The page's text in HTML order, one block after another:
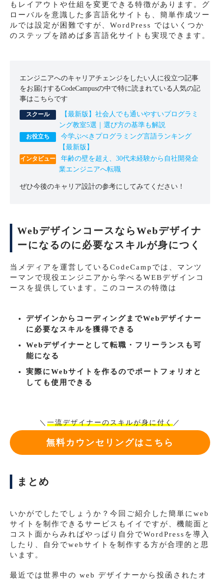
もレイアウトや仕組を変更できる特徴があります。グ
ローバルを意識した多言語化サイトも、簡単作成ツー
ルでは設定が困難ですが、WordPress ではいくつか
のステップを踏めば多言語化サイトも実現できます。
エンジニアへのキャリアチェンジをしたい人に役立つ記事
をお届けするCodeCampusの中で特に読まれている人気の記
事はこちらです
【最新版】社会人でも通いやすいプログラミ
ング教室5選｜選び方の基準も解説
今学ぶべきプログラミング言語ランキング
【最新版】
年齢の壁を超え、30代未経験から自社開発企
業エンジニアへ転職
ぜひ今後のキャリア設計の参考にしてみてください！
WebデザインコースならWebデザイナ
ーになるのに必要なスキルが身につく
当メディアを運営しているCodeCampでは、マンツ
ーマンで現役エンジニアから学べるWEBデザインコ
ースを提供しています。このコースの特徴は
デザインからコーディングまでWebデザイナー
に必要なスキルを獲得できる
Webデザイナーとして転職・フリーランスも可
能になる
実際にWebサイトを作るのでポートフォリオと
しても使用できる
＼ 一流デザイナーのスキルが身に付く／
無料カウンセリングはこちら
まとめ
いかがでしたでしょうか？今回ご紹介した簡単にweb
サイトを制作できるサービスもイイですが、機能面と
コスト面からみればやっぱり自分でWordPressを導入
したり、自分でwebサイトを制作する方が合理的と思
います。
最近では世界中の web デザイナーから投函されたオ